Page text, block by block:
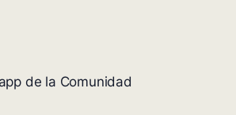
de la Comunidad